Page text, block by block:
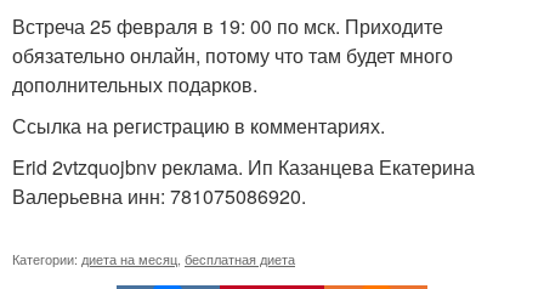
Встреча 25 февраля в 19: 00 по мск. Приходите
обязательно онлайн, потому что там будет много
дополнительных подарков.
Ссылка на регистрацию в комментариях.
Erid 2vtzquojbnv реклама. Ип Казанцева Екатерина
Валерьевна инн: 781075086920.
Категории: диета на месяц бесплатная диета